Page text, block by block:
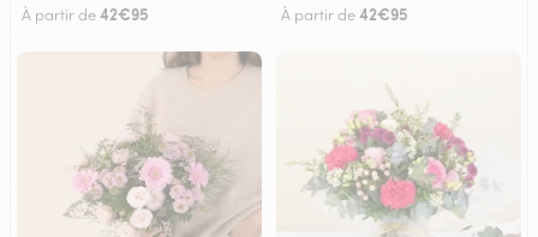
À partir de42€95 À partir de42€95